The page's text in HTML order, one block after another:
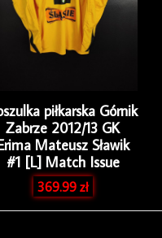
piłkarska Górnik
Zabrze 2012/13 GK
Mateusz Sławik
#1 [L] Match Issue
369.99zł